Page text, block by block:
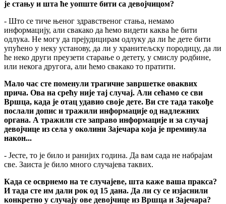
је стању и шта ће уопште бити са девојчицом?
- Што се тиче њеног здравственог стања, немамо
информацију, али свакако да ћемо видети каква ће бити
одлука. Не могу да прејудицирам одлуку да ли ће дете бити
упућено у неку установу, да ли у хранитељску породицу, да ли
ће неко други преузети старање о детету, у смислу родбине,
или некога другога, али ћемо свакако то пратити.
Мало час сте поменули трагичне завршетке оваквих
прича. Ова на срећу није тај случај. Али сећамо се сви
Вршца, када је отац удавио своје дете. Ви сте тада такође
послали допис и тражили информације од надлежних
органа. А тражили сте заправо информације и за случај
девојчице из села у околини Зајечара која је преминула
након...
- Јесте, то је било и ранијих година. Да вам сада не набрајам
све. Заиста је било много случајева таквих.
Када се осврнемо на те случајеве, шта каже ваша пракса?
И тада сте им дали рок од 15 дана. Да ли су се изјаснили
конкретно у случају ове девојчице из Вршца и Зајечара?